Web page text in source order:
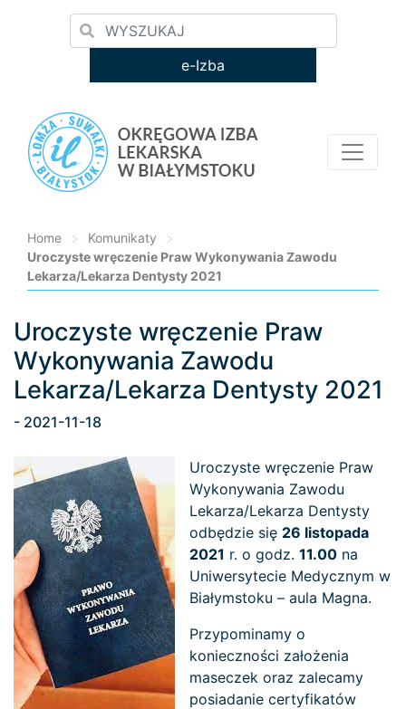
e-Izba
Home > Komunikaty
>
Uroczyste wręczenie Praw Wykonywania Zawodu
Lekarza/Lekarza Dentysty 2021
Loading...
Uroczyste wręczenie Praw
Wykonywania Zawodu
Lekarza/Lekarza Dentysty 2021
- 2021-11-18
Uroczyste wręczenie Praw
Wykonywania Zawodu
Lekarza/Lekarza Dentysty
odbędzie się 26 listopada
2021 r. o godz. 11.00 na
Uniwersytecie Medycznym w
Białymstoku – aula Magna.
Przypominamy o
konieczności założenia
maseczek oraz zalecamy
posiadanie certyfikatów